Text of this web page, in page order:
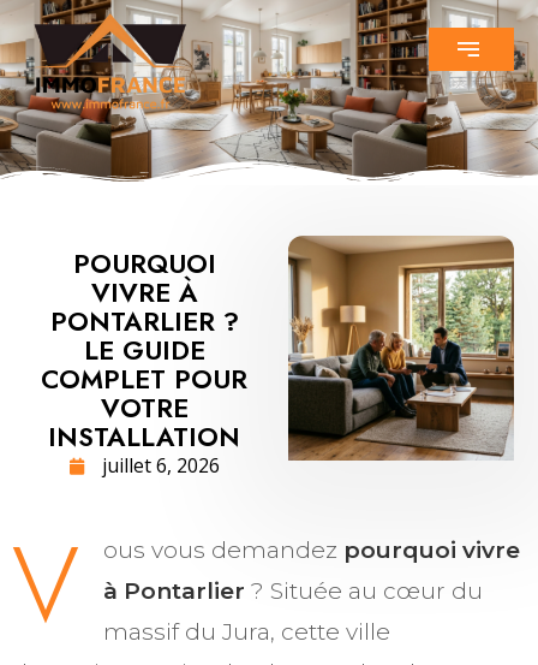
POURQUOI
VIVRE À
PONTARLIER ?
LE GUIDE
COMPLET POUR
VOTRE
INSTALLATION
juillet 6, 2026
V ous vous demandez pourquoi vivre
à Pontarlier ? Située au cœur du
massif du Jura, cette ville